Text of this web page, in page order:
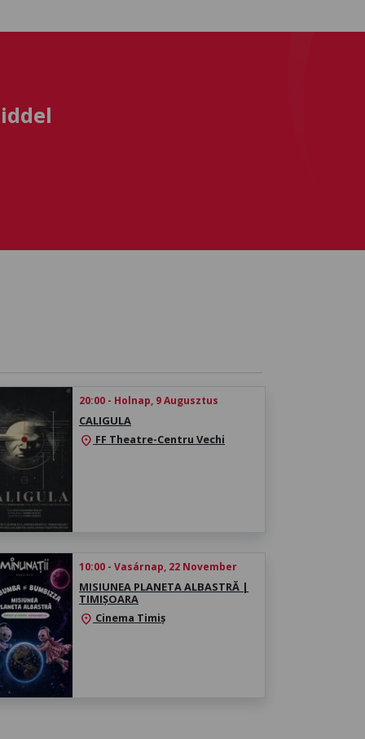
20:00 - Holnap, 9 Augusztus
CALIGULA
location_on FF Theatre-Centru Vechi
10:00 - Vasárnap, 22 November
MISIUNEA PLANETA ALBASTRĂ |
TIMIȘOARA
location_on Cinema Timiș